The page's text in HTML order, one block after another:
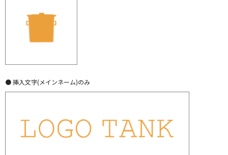
● 挿入文字(メインネーム)のみ